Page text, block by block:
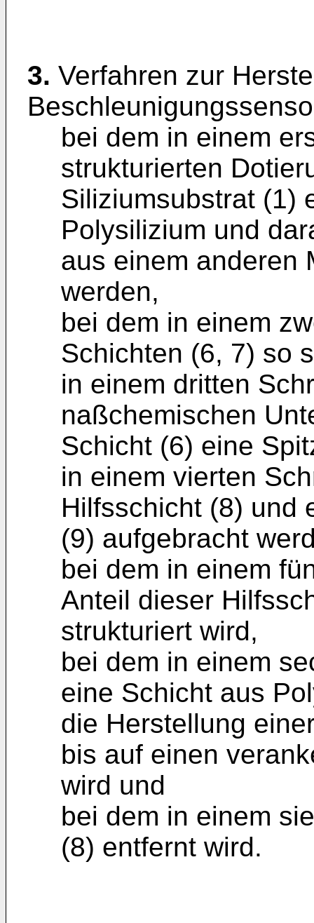
3. Verfahren zur
bei dem in einem
strukturierten
Siliziumsubstrat (1)
Polysilizium und
aus einem anderen
werden,
bei dem in einem
Schichten (6, 7) so
in einem dritten
naßchemischen
Schicht (6) eine
in einem vierten
Hilfsschicht (8) und
(9) aufgebracht
bei dem in einem
Anteil dieser
strukturiert wird,
bei dem in einem
eine Schicht aus
die Herstellung
bis auf einen
wird und
bei dem in einem
(8) entfernt wird.